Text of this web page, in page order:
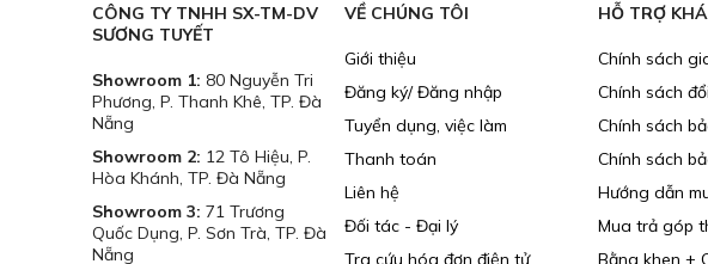
1.1. Lá Rèm (Lá Mành)
Chất liệu:
CÔNG TY TNHH SX-TM-DV
SƯƠNG TUYẾT
Showroom 1: 80 Nguyễn Tri
Phương, P. Thanh Khê, TP. Đà
Nẵng
Showroom 2: 12 Tô Hiệu, P.
Hòa Khánh, TP. Đà Nẵng
Showroom 3: 71 Trương
Quốc Dụng, P. Sơn Trà, TP. Đà
Nẵng
VỀ CHÚNG TÔI
Giới thiệu
Đăng ký/ Đăng nhập
Tuyển dụng, việc làm
Thanh toán
Liên hệ
Đối tác - Đại lý
Tra cứu hóa đơn điện tử
HỖ TRỢ
Chính sách
Chính sách
Chính sách
Chính sách
Hướng dẫn
Mua trả góp
Bằng khen +